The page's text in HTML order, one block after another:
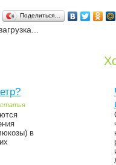
Поделиться…
статья
в